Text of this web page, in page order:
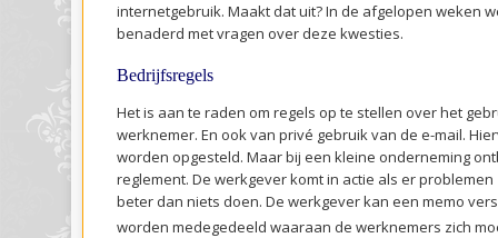
internetgebruik. Maakt dat uit? In de afgelopen weken
benaderd met vragen over deze kwesties.
Bedrijfsregels
Het is aan te raden om regels op te stellen over het
werknemer. En ook van privé gebruik van de e-mail.
worden opgesteld. Maar bij een kleine onderneming
reglement. De werkgever komt in actie als er problemen
beter dan niets doen. De werkgever kan een memo
worden medegedeeld waaraan de werknemers zich